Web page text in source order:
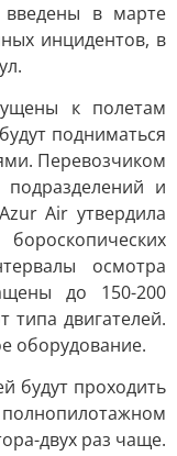
в марте
инцидентов, в
к полетам
подниматься
Перевозчиком
и
Air утвердила
осмотра
до 150-200
типа двигателей.
оборудование.
будут проходить
двух раз чаще.